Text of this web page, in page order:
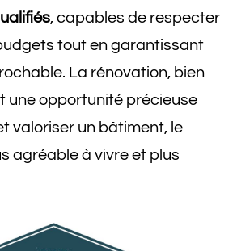
, capables de respecter
tout en garantissant
La rénovation, bien
une opportunité précieuse
valoriser un bâtiment, le
agréable à vivre et plus